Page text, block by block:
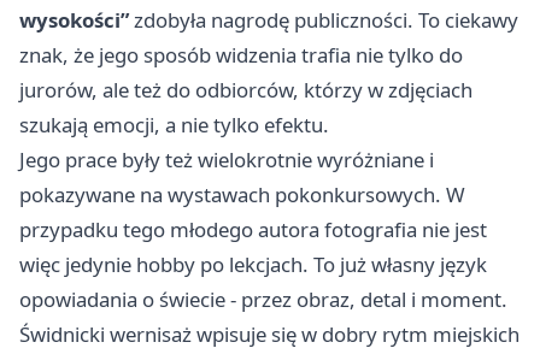
wysokości”zdobyła nagrodę publiczności. To ciekawy
znak, że jego sposób widzenia trafia nie tylko do
jurorów, ale też do odbiorców, którzy w zdjęciach
szukają emocji, a nie tylko efektu.
Jego prace były też wielokrotnie wyróżniane i
pokazywane na wystawach pokonkursowych. W
przypadku tego młodego autora fotografia nie jest
więc jedynie hobby po lekcjach. To już własny język
opowiadania o świecie - przez obraz, detal i moment.
Świdnicki wernisaż wpisuje się w dobry rytm miejskich